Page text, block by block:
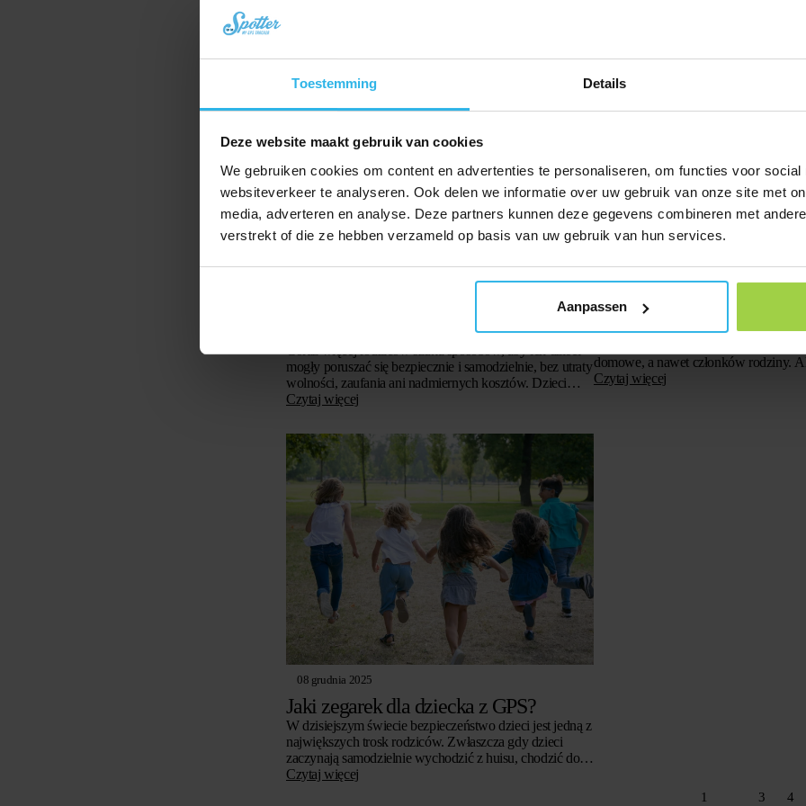
Toestemming Details
Deze website maakt gebruik van cookies
We gebruiken cookies om content en advertenties te personaliseren, om functies voor social
websiteverkeer te analyseren. Ook delen we informatie over uw gebruik van onze site met
media, adverteren en analyse. Deze partners kunnen deze gegevens combineren met
verstrekt of die ze hebben verzameld op basis van uw gebruik van hun services.
Aanpassen
GPS dla dzieci bez abonamentu:
bezpieczne, niezawodne i bez stałych
Coraz więcej rodziców szuka sposobów, aby ich dzieci
mogły poruszać się bezpiecznie i samodzielnie, bez utraty
wolności, zaufania ani nadmiernych kosztów. Dzieci
same chodzą do szkoły, bawią się na podwórku…
Czytaj więcej
12 grudnia 2025
Ile kosztuje GPS-tracker?
GPS-tracker to wartościowa
domowe, a nawet członków rodziny.
kosztuje? W tym artykule wyjaśniamy
Czytaj więcej
08 grudnia 2025
Jaki zegarek dla dziecka z GPS?
W dzisiejszym świecie bezpieczeństwo dzieci jest jedną z
największych trosk rodziców. Zwłaszcza gdy dzieci
zaczynają samodzielnie wychodzić z huisu, chodzić do
szkoły, do znajomych lub poruszać się w codziennych
Czytaj więcej
1 3 4